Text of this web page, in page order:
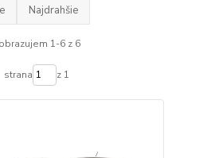
Najdrahšie
1-6 z 6
strana z 1